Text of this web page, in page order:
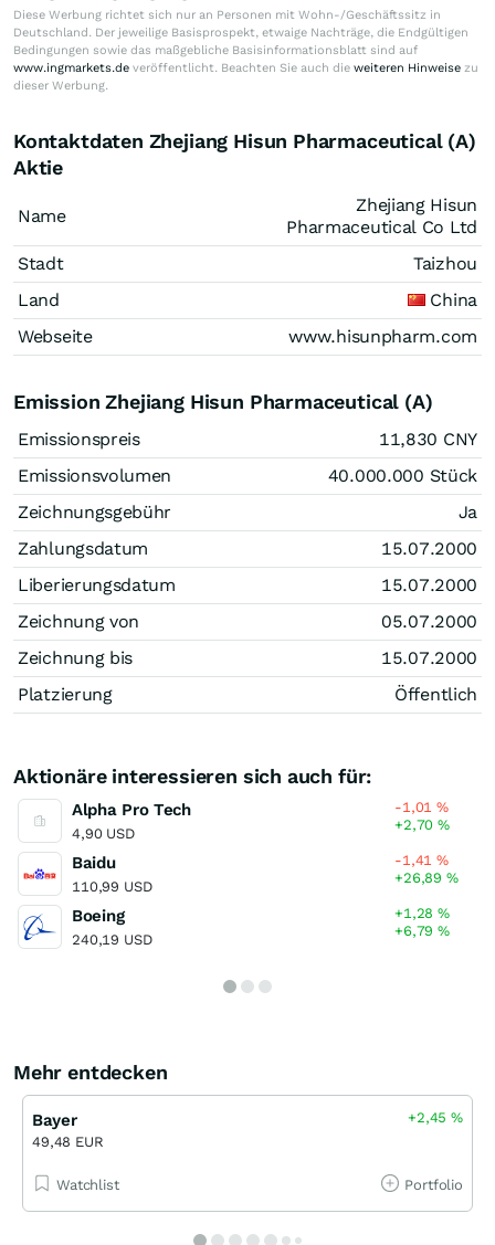
Diese Werbung richtet sich nur an Personen mit Wohn-/Geschäftssitz in
Deutschland. Der jeweilige Basisprospekt, etwaige Nachträge, die Endgültigen
Bedingungen sowie das maßgebliche Basisinformationsblatt sind auf
www.ingmarkets.de veröffentlicht. Beachten Sie auch die weiteren Hinweise zu
dieser Werbung.
Kontaktdaten Zhejiang Hisun Pharmaceutical (A)
Aktie
Name
Zhejiang Hisun
Pharmaceutical Co Ltd
Stadt
Taizhou
Land
China
Webseite
www.hisunpharm.com
Emission Zhejiang Hisun Pharmaceutical (A)
Emissionspreis 11,830 CNY
Emissionsvolumen
40.000.000 Stück
Zeichnungsgebühr
Ja
Zahlungsdatum
15.07.2000
Liberierungsdatum
15.07.2000
Zeichnung von
05.07.2000
Zeichnung bis
15.07.2000
Platzierung
Öffentlich
Aktionäre interessieren sich auch für:
Alpha Pro Tech
4,90 USD
-1,01%
+2,70%
Baidu
110,99 USD
-1,41%
+26,89%
Boeing
240,19 USD
+1,28%
+6,79%
Mehr entdecken
Bayer
49,48 EUR
+2,45%
Watchlist Portfolio